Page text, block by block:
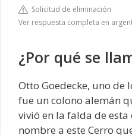
Solicitud de eliminación
Ver respuesta completa en
¿Por qué se
Otto Goedecke, uno de
fue un colono alemán
vivió en la falda de
nombre a este Cerro